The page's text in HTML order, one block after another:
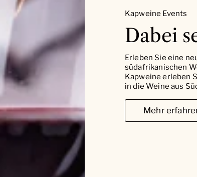
Kapweine Events
Dabei
Erleben Sie eine
südafrikanischen
Kapweine erleben
in die Weine aus
Mehr